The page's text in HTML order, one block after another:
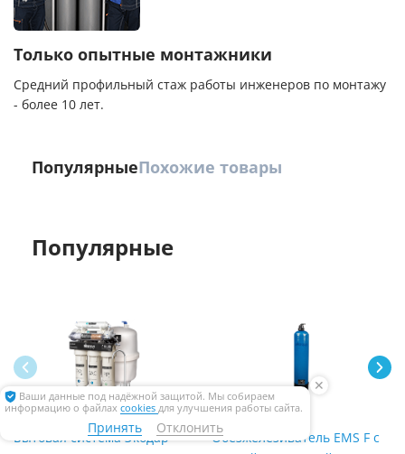
Только опытные монтажники
Средний профильный стаж работы инженеров по монтажу
- более 10 лет.
ПопулярныеПохожие товары
Популярные
Бытовая система Экодар
Обезжелезиватель EMS F с
Ваши данные под надёжной защитой. Мы собираем
информацию о файлах cookies для улучшения работы сайта.
Принять Отклонить
✕